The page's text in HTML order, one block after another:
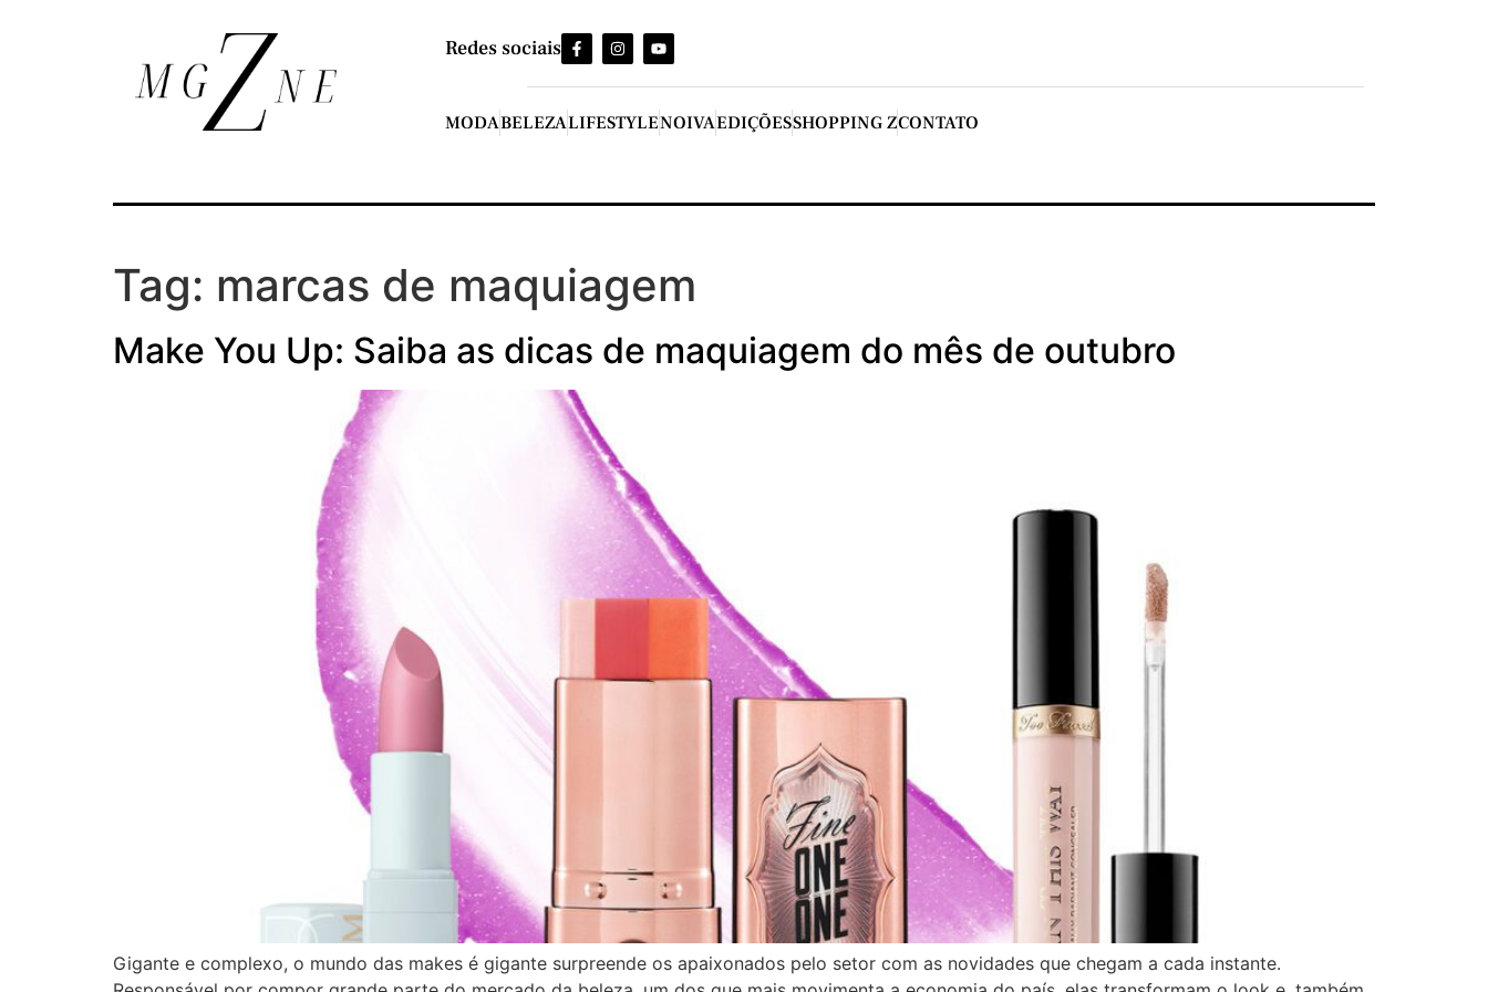
Redes sociais
MODABELEZALIFESTYLENOIVAEDIÇÕESSHOPPING ZCONTATO
Tag: marcas de maquiagem
Make You Up: Saiba as dicas de maquiagem do mês de outubro
Gigante e complexo, o mundo das makes é gigante surpreende os apaixonados pelo setor com as novidades que chegam a cada instante.